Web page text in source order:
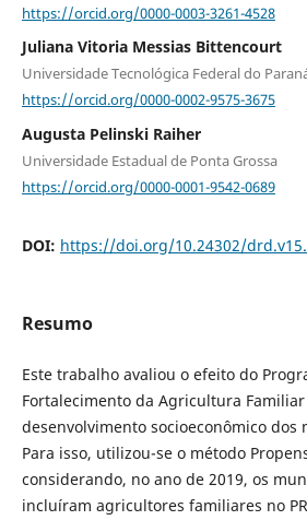
https://orcid.org/0000-0003-3261-4528
Juliana Vitoria Messias Bittencourt
Universidade Tecnológica Federal do
https://orcid.org/0000-0002-9575-3675
Augusta Pelinski Raiher
Universidade Estadual de Ponta Grossa
https://orcid.org/0000-0001-9542-0689
DOI: https://doi.org/10.24302/
Resumo
Este trabalho avaliou o efeito do
Fortalecimento da Agricultura Familiar
desenvolvimento socioeconômico dos
Para isso, utilizou-se o método
considerando, no ano de 2019, os
incluíram agricultores familiares no